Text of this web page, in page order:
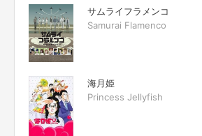
サムライフラメンコ
Samurai Flamenco
海月姫
Princess Jellyfish